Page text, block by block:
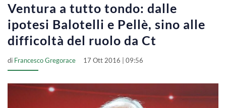
Ventura a tutto tondo: dalle
ipotesi Balotelli e Pellè, sino alle
difficoltà del ruolo da Ct
di Francesco Gregorace 17 Ott 2016 | 09:56